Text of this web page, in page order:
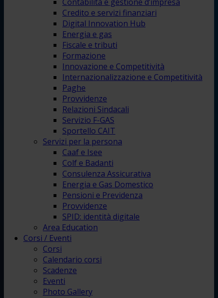
Credito e servizi finanziari
Digital Innovation Hub
Energia e gas
Fiscale e tributi
Formazione
Innovazione e Competitività
Internazionalizzazione e Competitività
Paghe
Provvidenze
Relazioni Sindacali
Servizio F-GAS
Sportello CAIT
Servizi per la persona
Caaf e Isee
Colf e Badanti
Consulenza Assicurativa
Energia e Gas Domestico
Pensioni e Previdenza
Provvidenze
SPID: identità digitale
Area Education
Corsi / Eventi
Corsi
Calendario corsi
Scadenze
Eventi
Photo Gallery